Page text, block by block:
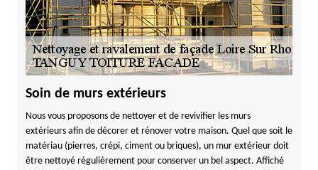
Soin de murs extérieurs
Nous vous proposons de nettoyer et de revivifier les murs
extérieurs afin de décorer et rénover votre maison. Quel que soit le
matériau (pierres, crépi, ciment ou briques), un mur extérieur doit
être nettoyé régulièrement pour conserver un bel aspect. Affiché